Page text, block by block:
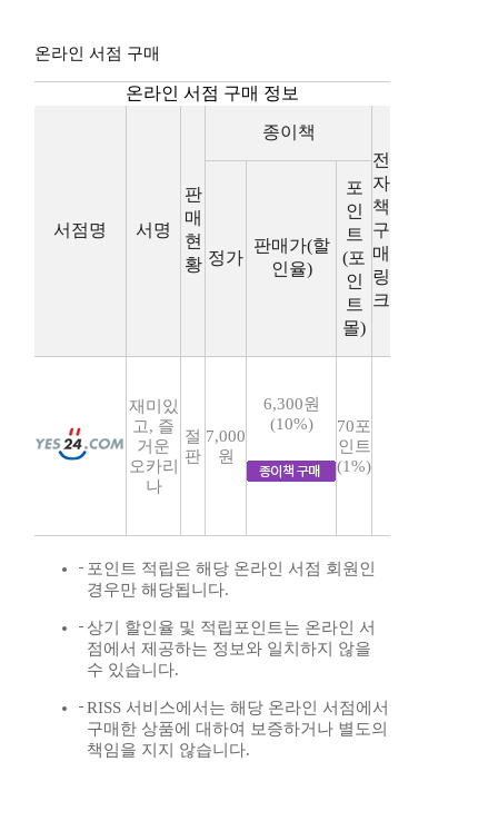
온라인 서점 구매
온라인 서점 구매 정보
서점명 서명
판
매
현
황
종이책
전
자
책
구
매
링
크
정가
판매가(할
인율)
포
인
트
(포
인
트
몰)
재미있
고, 즐
거운
오카리
나
절
판
7,000
원
6,300원
(10%)
70포
인트
(1%)
포인트 적립은 해당 온라인 서점 회원인
경우만 해당됩니다.
상기 할인율 및 적립포인트는 온라인 서
점에서 제공하는 정보와 일치하지 않을
수 있습니다.
RISS 서비스에서는 해당 온라인 서점에서
구매한 상품에 대하여 보증하거나 별도의
책임을 지지 않습니다.